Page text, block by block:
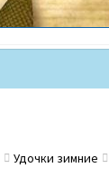
Удочки зимние